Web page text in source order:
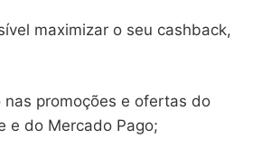
maximizar o seu cashback,
nas promoções e ofertas do
e do Mercado Pago;